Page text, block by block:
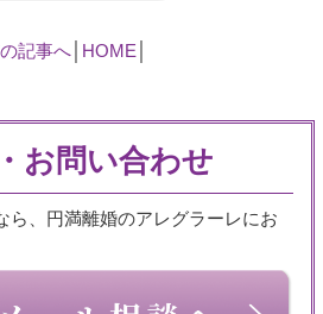
記事へ│ HOME
お問い合わせ
ら、円満離婚のアレグラーレにお